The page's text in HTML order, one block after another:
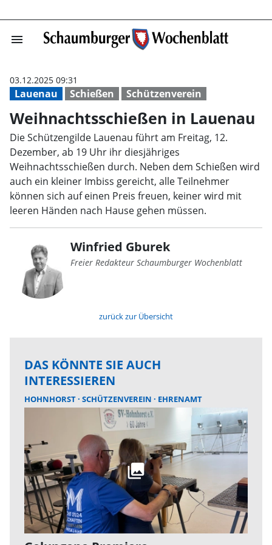
menu
Lauenau Schießen Schützenverein
03.12.2025 09:31
Weihnachtsschießen in Lauenau
Die Schützengilde Lauenau führt am Freitag, 12.
Dezember, ab 19 Uhr ihr diesjähriges
Weihnachtsschießen durch. Neben dem Schießen wird
auch ein kleiner Imbiss gereicht, alle Teilnehmer
können sich auf einen Preis freuen, keiner wird mit
leeren Händen nach Hause gehen müssen.
Winfried Gburek
Freier Redakteur Schaumburger Wochenblatt
zurück zur Übersicht
DAS KÖNNTE SIE AUCH
INTERESSIEREN
HOHNHORST SCHÜTZENVEREIN EHRENAMT